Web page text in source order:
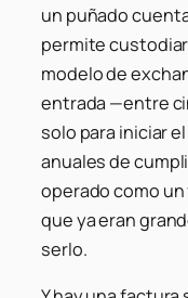
un puñado
permite
modelo de
entrada —entre
solo para iniciar
anuales de
operado como
que ya eran
serlo.